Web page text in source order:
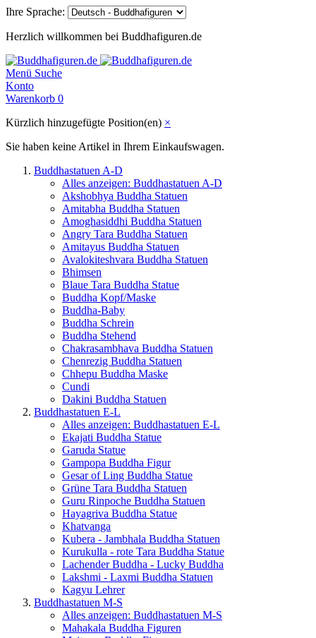
Ihre Sprache:
Herzlich willkommen bei Buddhafiguren.de
Menü Suche
Konto
Warenkorb 0
Kürzlich hinzugefügte Position(en) ×
Sie haben keine Artikel in Ihrem Einkaufswagen.
Buddhastatuen A-D
Alles anzeigen: Buddhastatuen A-D
Akshobhya Buddha Statuen
Amitabha Buddha Statuen
Amoghasiddhi Buddha Statuen
Angry Tara Buddha Statuen
Amitayus Buddha Statuen
Avalokiteshvara Buddha Statuen
Bhimsen
Blaue Tara Buddha Statue
Buddha Kopf/Maske
Buddha-Baby
Buddha Schrein
Buddha Stehend
Chakrasambhava Buddha Statuen
Chenrezig Buddha Statuen
Chhepu Buddha Maske
Cundi
Dakini Buddha Statuen
Buddhastatuen E-L
Alles anzeigen: Buddhastatuen E-L
Ekajati Buddha Statue
Garuda Statue
Gampopa Buddha Figur
Gesar of Ling Buddha Statue
Grüne Tara Buddha Statuen
Guru Rinpoche Buddha Statuen
Hayagriva Buddha Statue
Khatvanga
Kubera - Jambhala Buddha Statuen
Kurukulla - rote Tara Buddha Statue
Lachender Buddha - Lucky Buddha
Lakshmi - Laxmi Buddha Statuen
Kagyu Lehrer
Buddhastatuen M-S
Alles anzeigen: Buddhastatuen M-S
Mahakala Buddha Figuren